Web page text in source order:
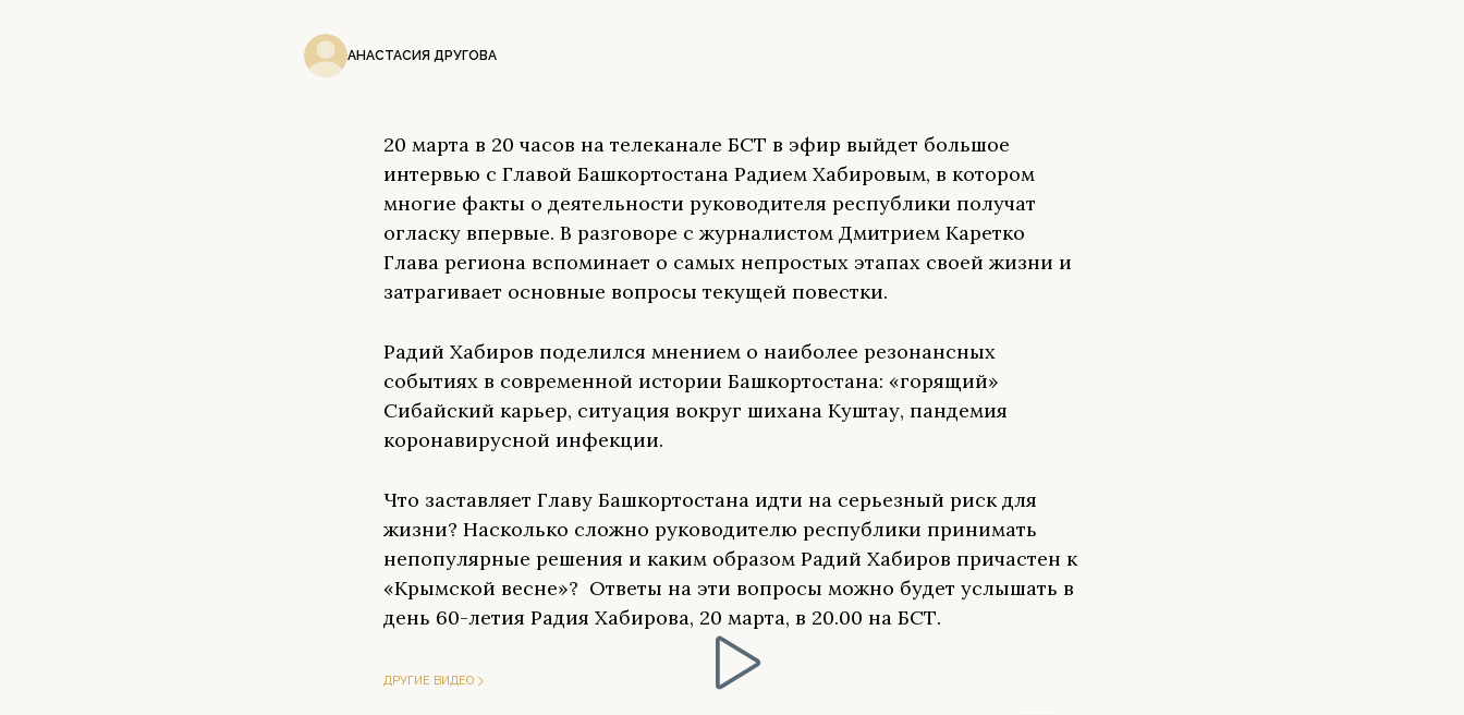
АНАСТАСИЯ ДРУГОВА
20 марта в 20 часов на телеканале БСТ в эфир выйдет большое
интервью с Главой Башкортостана Радием Хабировым, в котором
многие факты о деятельности руководителя республики получат
огласку впервые. В разговоре с журналистом Дмитрием Каретко
Глава региона вспоминает о самых непростых этапах своей жизни и
затрагивает основные вопросы текущей повестки.
Радий Хабиров поделился мнением о наиболее резонансных
событиях в современной истории Башкортостана: «горящий»
Сибайский карьер, ситуация вокруг шихана Куштау, пандемия
коронавирусной инфекции.
Что заставляет Главу Башкортостана идти на серьезный риск для
жизни? Насколько сложно руководителю республики принимать
непопулярные решения и каким образом Радий Хабиров причастен к
«Крымской весне»? Ответы на эти вопросы можно будет услышать в
день 60-летия Радия Хабирова, 20 марта, в 20.00 на БСТ.
ДРУГИЕ ВИДЕО